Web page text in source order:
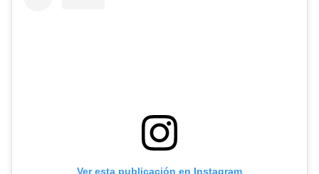
Ver esta publicación en Instagram